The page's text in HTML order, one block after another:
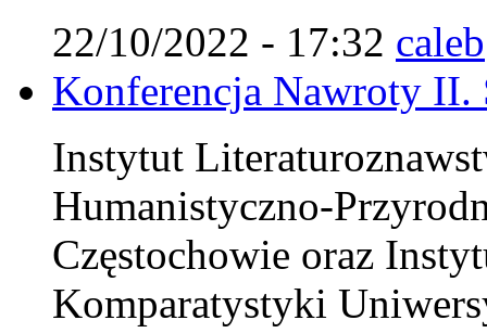
22/10/2022 - 17:32 caleb
Konferencja Nawroty II.
Instytut
Humanistyczno-
Częstochowie oraz
Komparatystyki